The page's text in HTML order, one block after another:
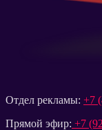
Отдел рекламы: +7
Прямой эфир: +7